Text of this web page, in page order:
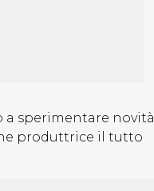
sperimentare novità
produttrice il tutto